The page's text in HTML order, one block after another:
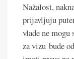
Nažalost,
prijavljuju
vlade ne
za vizu bude